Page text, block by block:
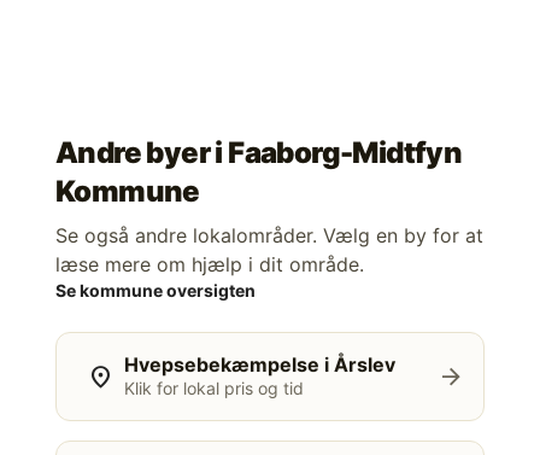
Andre byer i Faaborg-Midtfyn
Kommune
Se også andre lokalområder. Vælg en by for at
læse mere om hjælp i dit område.
Se kommune oversigten
location_on Hvepsebekæmpelse i Årslev
Klik for lokal pris og tid arrow_forward